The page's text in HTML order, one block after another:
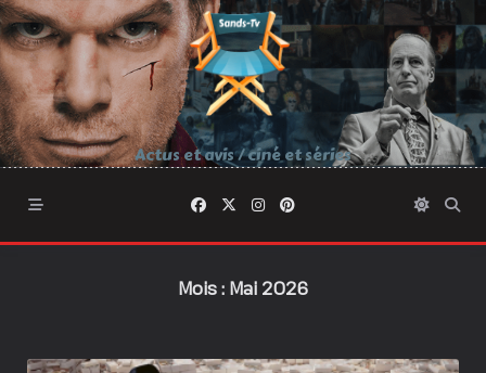
Skip
to
content
Actus et avis / ciné et séries
Mois : Mai 2026